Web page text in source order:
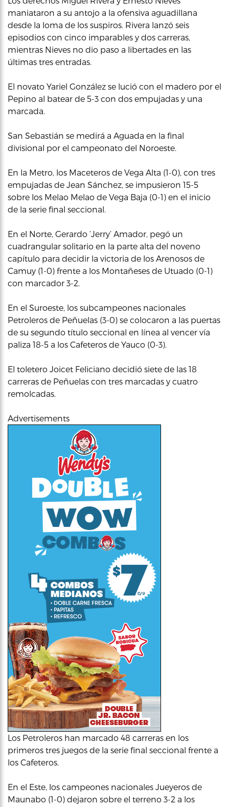
maniataron a su antojo a la ofensiva aguadillana
desde la loma de los suspiros. Rivera lanzó seis
episodios con cinco imparables y dos carreras,
mientras Nieves no dio paso a libertades en las
últimas tres entradas.
El novato Yariel González se lució con el madero por el
Pepino al batear de 5-3 con dos empujadas y una
marcada.
San Sebastián se medirá a Aguada en la final
divisional por el campeonato del Noroeste.
En la Metro, los Maceteros de Vega Alta (1-0), con tres
empujadas de Jean Sánchez, se impusieron 15-5
sobre los Melao Melao de Vega Baja (0-1) en el inicio
de la serie final seccional.
En el Norte, Gerardo ‘Jerry’ Amador, pegó un
cuadrangular solitario en la parte alta del noveno
capítulo para decidir la victoria de los Arenosos de
Camuy (1-0) frente a los Montañeses de Utuado (0-1)
con marcador 3-2.
En el Suroeste, los subcampeones nacionales
Petroleros de Peñuelas (3-0) se colocaron a las puertas
de su segundo título seccional en línea al vencer vía
paliza 18-5 a los Cafeteros de Yauco (0-3).
El toletero Joicet Feliciano decidió siete de las 18
carreras de Peñuelas con tres marcadas y cuatro
remolcadas.
Advertisements
Los Petroleros han marcado 48 carreras en los
primeros tres juegos de la serie final seccional frente a
los Cafeteros.
En el Este, los campeones nacionales Jueyeros de
Maunabo (1-0) dejaron sobre el terreno 3-2 a los